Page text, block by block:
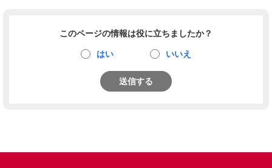
このページの情報は役に立ちましたか？
はい いいえ
送信する